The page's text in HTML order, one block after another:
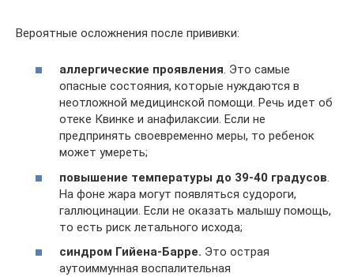
Вероятные осложнения после прививки:
аллергические проявления. Это самые
опасные состояния, которые нуждаются в
неотложной медицинской помощи. Речь идет об
отеке Квинке и анафилаксии. Если не
предпринять своевременно меры, то ребенок
может умереть;
повышение температуры до 39-40 градусов.
На фоне жара могут появляться судороги,
галлюцинации. Если не оказать малышу помощь,
то есть риск летального исхода;
синдром Гийена-Барре. Это острая
аутоиммунная воспалительная